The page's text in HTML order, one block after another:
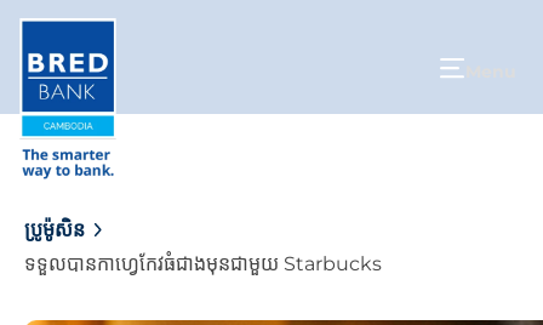
ប្រូម៉ូសិន
ទទួលបានកាហ្វេកែវធំជាងមុនជាមួយ Starbucks